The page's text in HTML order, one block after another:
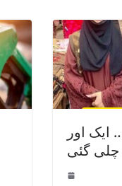
ایک اور
چلی گئی